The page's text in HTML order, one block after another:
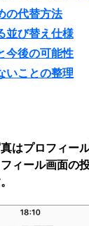
の代替方法
並び替え仕様
今後の可能性
いことの整理
はプロフィー
ィール画面の